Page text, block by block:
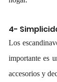
4-
Los
importante es
accesorios y